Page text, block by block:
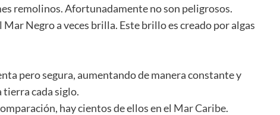
remolinos. Afortunadamente no son peligrosos.
Negro a veces brilla. Este brillo es creado por algas
pero segura, aumentando de manera constante y
tierra cada siglo.
hay cientos de ellos en el Mar Caribe.